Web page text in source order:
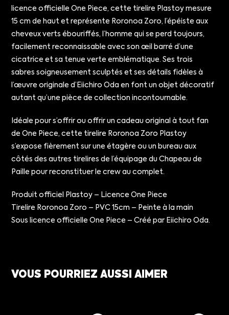
licence officielle One Piece, cette tirelire Plastoy mesure
15 cm de haut et représente Roronoa Zoro, l’épéiste aux
cheveux verts ébouriffés, l’homme qui se perd toujours,
facilement reconnaissable avec son œil barré d’une
cicatrice et sa tenue verte emblématique. Ses trois
sabres soigneusement sculptés et ses détails fidèles à
l’œuvre originale d’Eiichiro Oda en font un objet décoratif
autant qu’une pièce de collection incontournable.
Idéale pour s’offrir ou offrir un cadeau original à tout fan
de One Piece, cette tirelire Roronoa Zoro Plastoy
s’expose fièrement sur une étagère ou un bureau aux
côtés des autres tirelires de l’équipage du Chapeau de
Paille pour reconstituer le crew au complet.
Produit officiel Plastoy – Licence One Piece
Tirelire Roronoa Zoro – PVC 15cm – Peinte à la main
Sous licence officielle One Piece – Créé par Eiichiro Oda.
VOUS POURRIEZ AUSSI AIMER